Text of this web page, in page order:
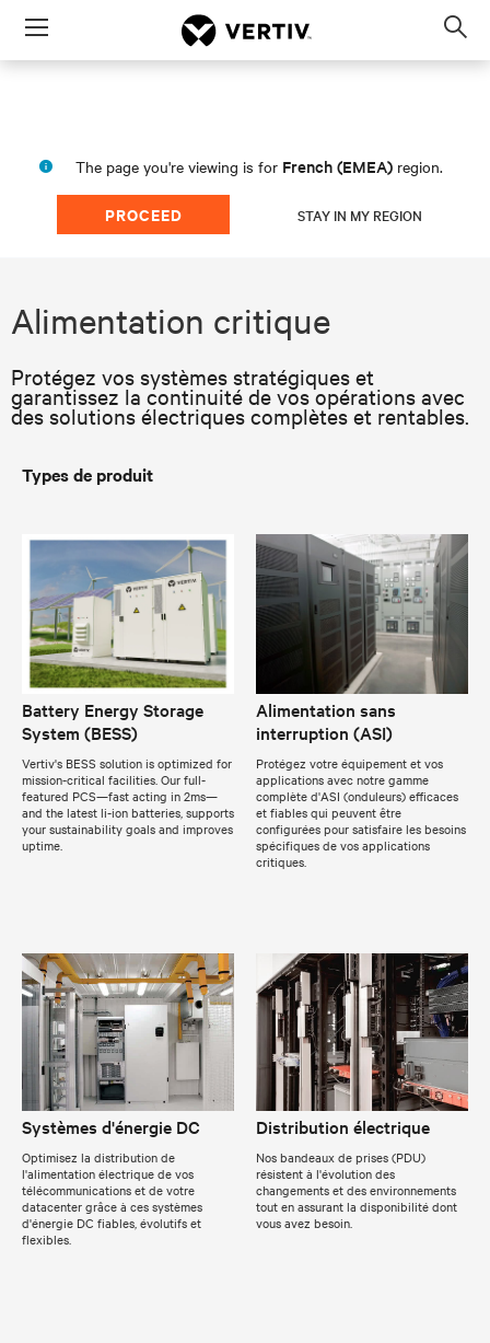
Menu
The page you're viewing is for French (EMEA) region.
PROCEED STAY IN MY REGION
Alimentation critique
Protégez vos systèmes stratégiques et
garantissez la continuité de vos opérations avec
des solutions électriques complètes et rentables.
Types de produit
Battery Energy Storage
System (BESS)
Vertiv's BESS solution is optimized for
mission-critical facilities. Our full-
featured PCS—fast acting in 2ms—
and the latest li-ion batteries, supports
your sustainability goals and improves
uptime.
Alimentation sans
interruption (ASI)
Protégez votre équipement et vos
applications avec notre gamme
complète d'ASI (onduleurs) efficaces
et fiables qui peuvent être
configurées pour satisfaire les besoins
spécifiques de vos applications
critiques.
Systèmes d'énergie DC
Optimisez la distribution de
l'alimentation électrique de vos
télécommunications et de votre
datacenter grâce à ces systèmes
d'énergie DC fiables, évolutifs et
flexibles.
Distribution électrique
Nos bandeaux de prises (PDU)
résistent à l'évolution des
changements et des environnements
tout en assurant la disponibilité dont
vous avez besoin.